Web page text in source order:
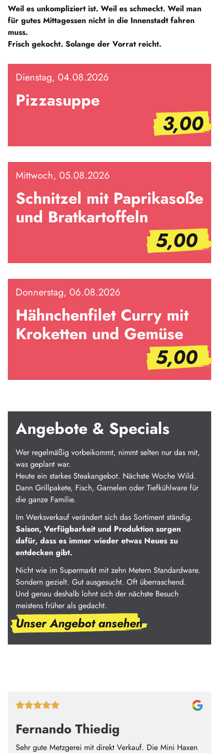
Weil es unkompliziert ist. Weil es schmeckt. Weil man
für gutes Mittagessen nicht in die Innenstadt fahren
muss.
Frisch gekocht. Solange der Vorrat reicht.
Dienstag, 04.08.2026
Pizzasuppe
3,00
Mittwoch, 05.08.2026
Schnitzel mit Paprikasoße
und Bratkartoffeln
5,00
Donnerstag, 06.08.2026
Hähnchenfilet Curry mit
Kroketten und Gemüse
5,00
Angebote & Specials
Wer regelmäßig vorbeikommt, nimmt selten nur das mit,
was geplant war.
Heute ein starkes Steakangebot. Nächste Woche Wild.
Dann Grillpakete, Fisch, Garnelen oder Tiefkühlware für
die ganze Familie.
Im Werksverkauf verändert sich das Sortiment ständig.
Saison, Verfügbarkeit und Produktion sorgen
dafür, dass es immer wieder etwas Neues zu
entdecken gibt.
Nicht wie im Supermarkt mit zehn Metern Standardware.
Sondern gezielt. Gut ausgesucht. Oft überraschend.
Und genau deshalb lohnt sich der nächste Besuch
meistens früher als gedacht.
Unser Angebot ansehen
Fernando Thiedig
Sehr gute Metzgerei mit direkt Verkauf. Die Mini Haxen